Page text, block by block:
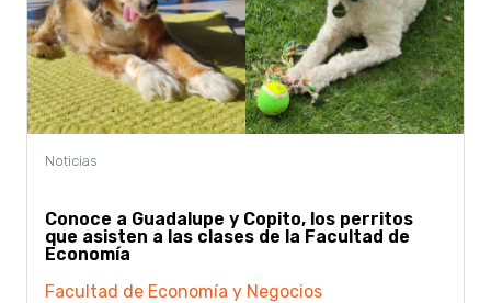
Conoce a Guadalupe y Copito, los perritos
que asisten a las clases de la Facultad de
Economía
Facultad de Economía y Negocios